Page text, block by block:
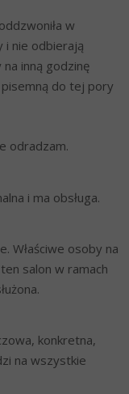
w
i nie odbierają
inną godzinę
do tej pory
odradzam.
i ma obsługa.
Właściwe osoby na
salon w ramach
konkretna,
na wszystkie